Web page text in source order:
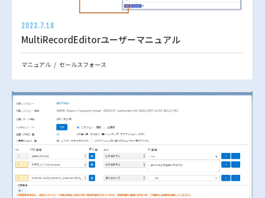
2023.7.18
MultiRecordEditorユーザーマニュアル
マニュアル セールスフォース